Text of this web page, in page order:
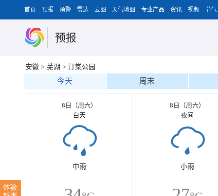
首页 预报 预警 雷达 云图 天气地图 专业产品 资讯 视频 节气
预报
安徽 > 芜湖 > 汀棠公园
今天 周末
8日（周六）
白天
中雨
8日（周六）
夜间
小雨